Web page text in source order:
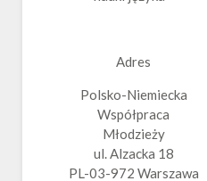
Adres
Polsko-Niemiecka
Współpraca
Młodzieży
ul. Alzacka 18
PL-03-972 Warszawa